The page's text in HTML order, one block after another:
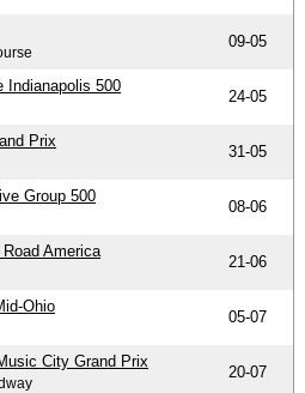
09-05
Indianapolis 500
24-05
Prix
31-05
Group 500
08-06
America
21-06
Ohio
05-07
City Grand Prix
20-07